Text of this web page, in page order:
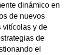
dinámico en
de nuevos
vitícolas y de
de
el